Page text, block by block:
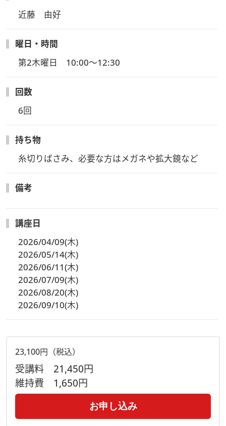
ビーズステッチの基本を学ぶ・・・ジュネスコース
3作品を通してBEADS BRIOのビーズステッチの基本を学ぶこ
ディプロマ取得後は同キットの購入割引制度もあり！
進みいただけます。
【ヴォーグ学園カリキュラム】
①ペヨーテ
②デイジーチェーン
③スパイラルロープ
キット価格 4,950円
以上3作品を通してまずビーズステッチの基本のテクニックを
学ます。
その他基本ステッチを学べるキットも多数！
ご自身のペースで楽しく制作頂けます。ビーズステッチを基本
近藤　由好
曜日・時間
第2木曜日　10:00～12:30
回数
6回
持ち物
糸切りばさみ、必要な方はメガネや拡大鏡など
備考
講座日
2026/04/09(木)
2026/05/14(木)
2026/06/11(木)
2026/07/09(木)
2026/08/20(木)
2026/09/10(木)
23,100円（税込）
受講料 21,450円
維持費 1,650円
お申し込み